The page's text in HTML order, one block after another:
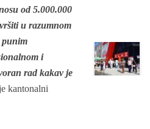
od 5.000.000
u razumnom
punim
i
rad kakav je
kantonalni